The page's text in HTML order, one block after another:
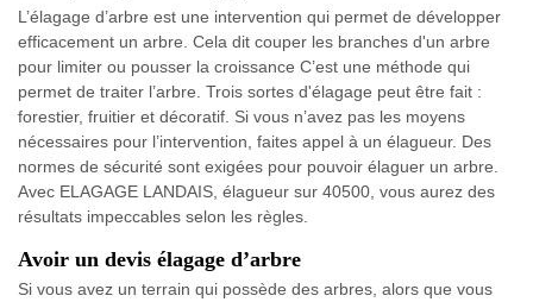
L’élagage d’arbre est une intervention qui permet de développer
efficacement un arbre. Cela dit couper les branches d'un arbre
pour limiter ou pousser la croissance C’est une méthode qui
permet de traiter l’arbre. Trois sortes d'élagage peut être fait :
forestier, fruitier et décoratif. Si vous n’avez pas les moyens
nécessaires pour l’intervention, faites appel à un élagueur. Des
normes de sécurité sont exigées pour pouvoir élaguer un arbre.
Avec ELAGAGE LANDAIS, élagueur sur 40500, vous aurez des
résultats impeccables selon les règles.
Avoir un devis élagage d’arbre
Si vous avez un terrain qui possède des arbres, alors que vous